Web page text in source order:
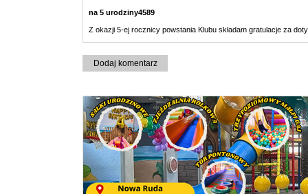
na 5 urodziny4589
Z okazji 5-ej rocznicy powstania Klubu składam gratulacje za
Dodaj komentarz